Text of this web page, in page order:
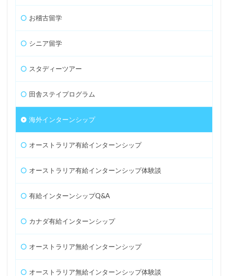
お稽古留学
シニア留学
スタディーツアー
田舎ステイプログラム
海外インターンシップ
オーストラリア有給インターンシップ
オーストラリア有給インターンシップ体験談
有給インターンシップQ&A
カナダ有給インターンシップ
オーストラリア無給インターンシップ
オーストラリア無給インターンシップ体験談